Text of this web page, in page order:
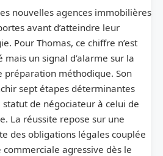
nouvelles agences immobilières
avant d’atteindre leur
Pour Thomas, ce chiffre n’est
mais un signal d’alarme sur la
préparation méthodique. Son
sept étapes déterminantes
statut de négociateur à celui de
La réussite repose sur une
des obligations légales couplée
agressive dès le